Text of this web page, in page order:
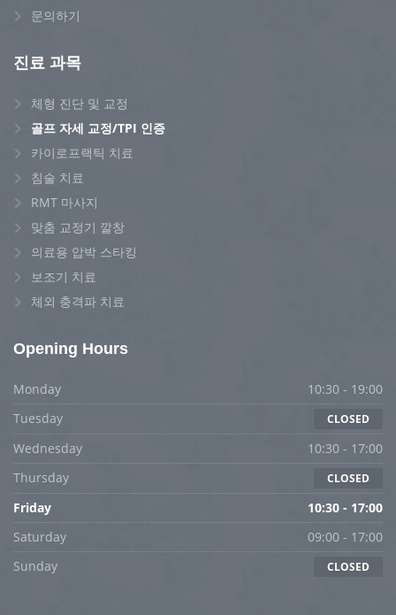
문의하기
진료 과목
체형 진단 및 교정
골프 자세 교정/TPI 인증
카이로프랙틱 치료
침술 치료
RMT 마사지
맞춤 교정기 깔창
의료용 압박 스타킹
보조기 치료
체외 충격파 치료
Opening Hours
Monday
10:30 - 19:00
Tuesday
CLOSED
Wednesday
10:30 - 17:00
Thursday
CLOSED
Friday
10:30 - 17:00
Saturday
09:00 - 17:00
Sunday
CLOSED